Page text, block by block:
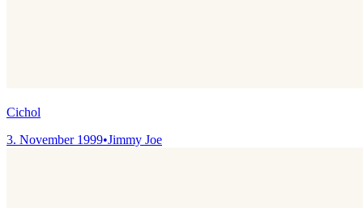
Cichol
3. November 1999•Jimmy Joe